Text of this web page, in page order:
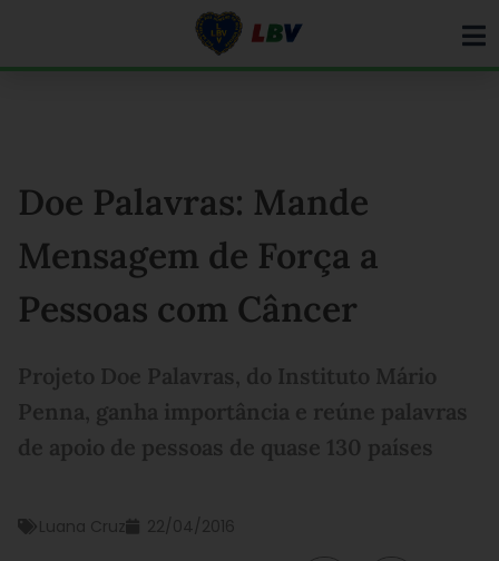
Doe Palavras: Mande
Mensagem de Força a
Pessoas com Câncer
Projeto Doe Palavras, do Instituto Mário
Penna, ganha importância e reúne palavras
de apoio de pessoas de quase 130 países
Luana Cruz 22/04/2016